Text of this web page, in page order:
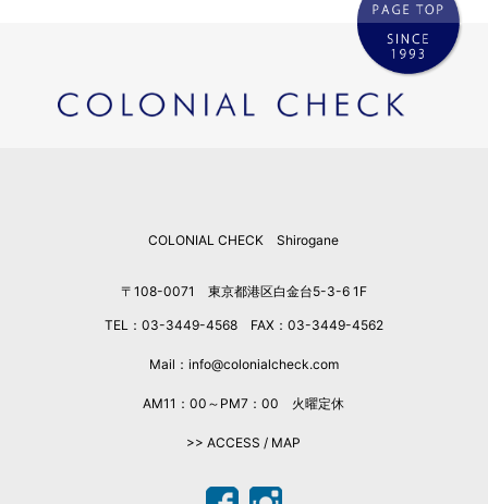
COLONIAL CHECK Shirogane
〒108-0071 東京都港区白金台5-3-6 1F
TEL：03-3449-4568 FAX：03-3449-4562
Mail：info@colonialcheck.com
AM11：00～PM7：00 火曜定休
>> ACCESS / MAP